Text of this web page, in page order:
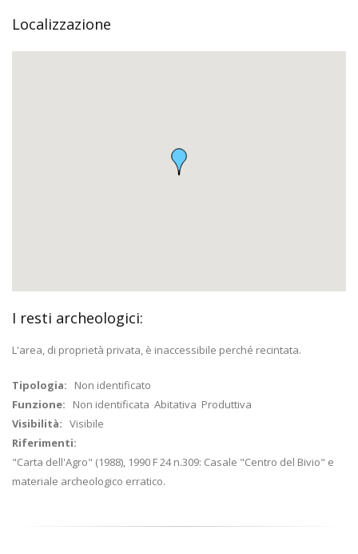
Localizzazione
I resti archeologici:
L'area, di proprietà privata, è inaccessibile perché recintata.
Tipologia: Non identificato
Funzione: Non identificata Abitativa Produttiva
Visibilità: Visibile
Riferimenti:
"Carta dell'Agro" (1988), 1990 F 24 n.309: Casale "Centro del Bivio" e
materiale archeologico erratico.